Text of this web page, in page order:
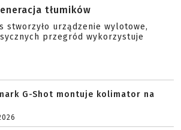
tłumików
stworzyło urządzenie wylotowe,
przegród wykorzystuje
G-Shot montuje kolimator na